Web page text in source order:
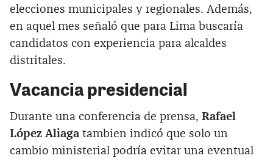
elecciones municipales y regionales. Además,
en aquel mes señaló que para Lima buscaría
candidatos con experiencia para alcaldes
distritales.
Vacancia presidencial
Durante una conferencia de prensa, Rafael
López Aliaga tambien indicó que solo un
cambio ministerial podría evitar una eventual